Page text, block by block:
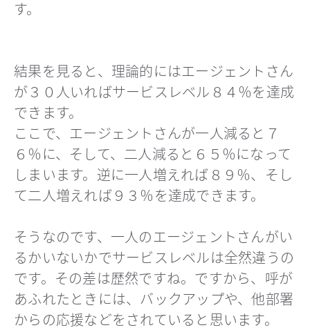
す。
結果を見ると、理論的にはエージェントさん
が３０人いればサービスレベル８４％を達成
できます。
ここで、エージェントさんが一人減ると７
６％に、そして、二人減ると６５％になって
しまいます。逆に一人増えれば８９％、そし
て二人増えれば９３％を達成できます。
そうなのです、一人のエージェントさんがい
るかいないかでサービスレベルは全然違うの
です。その差は歴然ですね。ですから、呼が
あふれたときには、バックアップや、他部署
からの応援などをされていると思います。